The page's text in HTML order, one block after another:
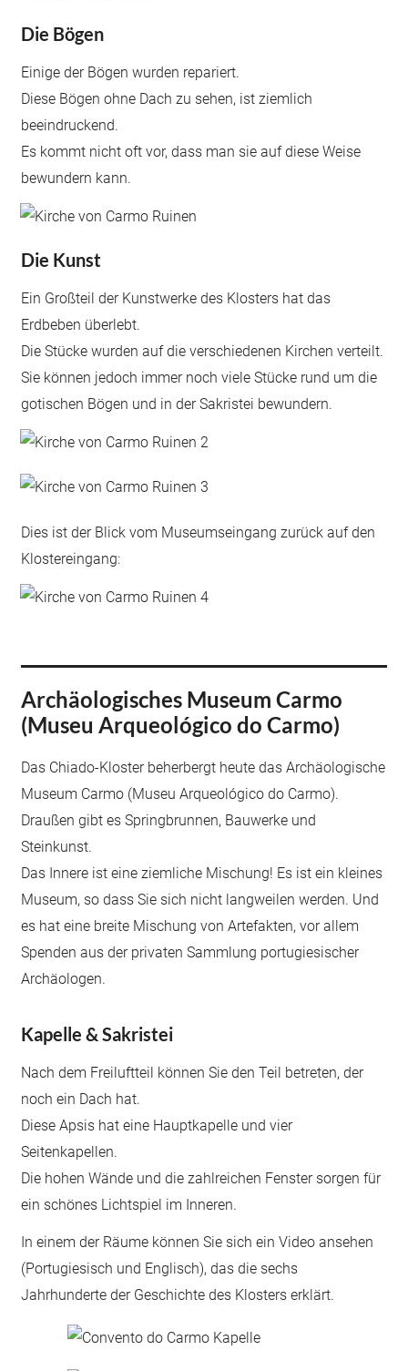
Die Bögen
Einige der Bögen wurden repariert.
Diese Bögen ohne Dach zu sehen, ist ziemlich
beeindruckend.
Es kommt nicht oft vor, dass man sie auf diese Weise
bewundern kann.
Die Kunst
Ein Großteil der Kunstwerke des Klosters hat das
Erdbeben überlebt.
Die Stücke wurden auf die verschiedenen Kirchen verteilt.
Sie können jedoch immer noch viele Stücke rund um die
gotischen Bögen und in der Sakristei bewundern.
Dies ist der Blick vom Museumseingang zurück auf den
Klostereingang:
Archäologisches Museum Carmo
(Museu Arqueológico do Carmo)
Das Chiado-Kloster beherbergt heute das Archäologische
Museum Carmo (Museu Arqueológico do Carmo).
Draußen gibt es Springbrunnen, Bauwerke und
Steinkunst.
Das Innere ist eine ziemliche Mischung! Es ist ein kleines
Museum, so dass Sie sich nicht langweilen werden. Und
es hat eine breite Mischung von Artefakten, vor allem
Spenden aus der privaten Sammlung portugiesischer
Archäologen.
Kapelle & Sakristei
Nach dem Freiluftteil können Sie den Teil betreten, der
noch ein Dach hat.
Diese Apsis hat eine Hauptkapelle und vier
Seitenkapellen.
Die hohen Wände und die zahlreichen Fenster sorgen für
ein schönes Lichtspiel im Inneren.
In einem der Räume können Sie sich ein Video ansehen
(Portugiesisch und Englisch), das die sechs
Jahrhunderte der Geschichte des Klosters erklärt.